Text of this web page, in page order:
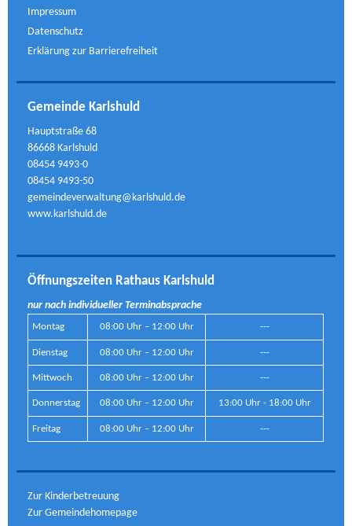
Impressum
Datenschutz
Erklärung zur Barrierefreiheit
Gemeinde Karlshuld
Hauptstraße 68
86668 Karlshuld
08454 9493-0
08454 9493-50
gemeindeverwaltung@karlshuld.de
www.karlshuld.de
Öffnungszeiten Rathaus Karlshuld
nur nach individueller Terminabsprache
Montag 08:00 Uhr – 12:00 Uhr ---
Dienstag 08:00 Uhr – 12:00 Uhr ---
Mittwoch 08:00 Uhr – 12:00 Uhr ---
Donnerstag 08:00 Uhr – 12:00 Uhr 13:00 Uhr - 18:00 Uhr
Freitag 08:00 Uhr – 12:00 Uhr ---
Zur Kinderbetreuung
Zur Gemeindehomepage